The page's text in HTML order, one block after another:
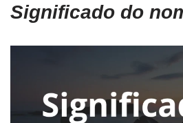
Significado do